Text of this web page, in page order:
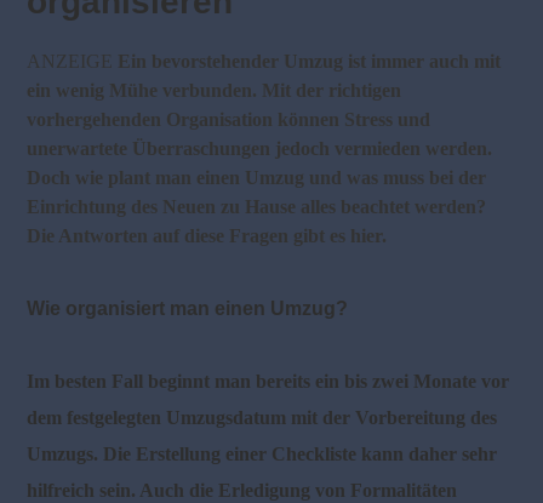
ANZEIGE Ein bevorstehender Umzug ist immer auch mit
ein wenig Mühe verbunden. Mit der richtigen
vorhergehenden Organisation können Stress und
unerwartete Überraschungen jedoch vermieden werden.
Doch wie plant man einen Umzug und was muss bei der
Einrichtung des Neuen zu Hause alles beachtet werden?
Die Antworten auf diese Fragen gibt es hier.
Wie organisiert man einen Umzug?
Im besten Fall beginnt man bereits ein bis zwei Monate vor
dem festgelegten Umzugsdatum mit der Vorbereitung des
Umzugs. Die Erstellung einer Checkliste kann daher sehr
hilfreich sein. Auch die Erledigung von Formalitäten